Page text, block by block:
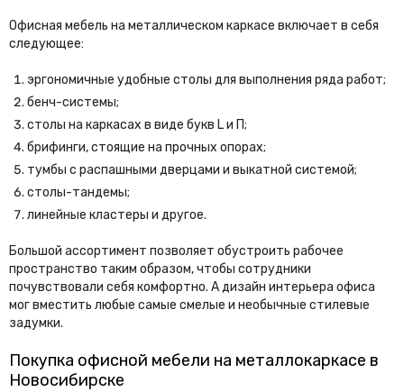
Офисная мебель на металлическом каркасе включает в себя
следующее:
эргономичные удобные столы для выполнения ряда работ;
бенч-системы;
столы на каркасах в виде букв L и П;
брифинги, стоящие на прочных опорах;
тумбы с распашными дверцами и выкатной системой;
столы-тандемы;
линейные кластеры и другое.
Большой ассортимент позволяет обустроить рабочее
пространство таким образом, чтобы сотрудники
почувствовали себя комфортно. А дизайн интерьера офиса
мог вместить любые самые смелые и необычные стилевые
задумки.
Покупка офисной мебели на металлокаркасе в
Новосибирске